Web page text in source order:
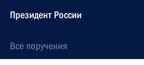
Президент России
Все поручения